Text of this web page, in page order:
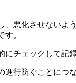
、悪化させないよ
す。
にチェックして記
進行防ぐことにつ